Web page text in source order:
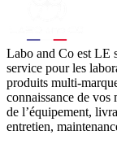
Labo and Co est LE
service pour les
produits multi-
connaissance de vos
de l’équipement,
entretien,